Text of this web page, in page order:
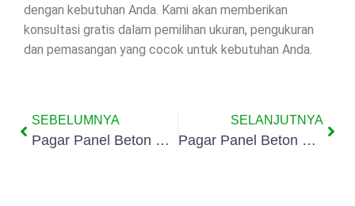
dengan kebutuhan Anda. Kami akan memberikan
konsultasi gratis dalam pemilihan ukuran, pengukuran
dan pemasangan yang cocok untuk kebutuhan Anda.
SEBELUMNYA
Pagar Panel Beton Precast Sukasari Kota Bandung
SELANJUTNYA
Pagar Panel Beton Precast Isola Kota Bandung